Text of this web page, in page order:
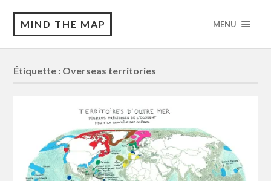
MIND THE MAP MENU
Étiquette : Overseas territories